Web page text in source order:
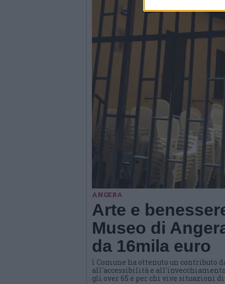
ANGERA
Arte e
Museo di
da 16mila euro
l Comune ha ottenuto un contributo
all'accessibilità e
gli over 65 e per chi vive situazioni